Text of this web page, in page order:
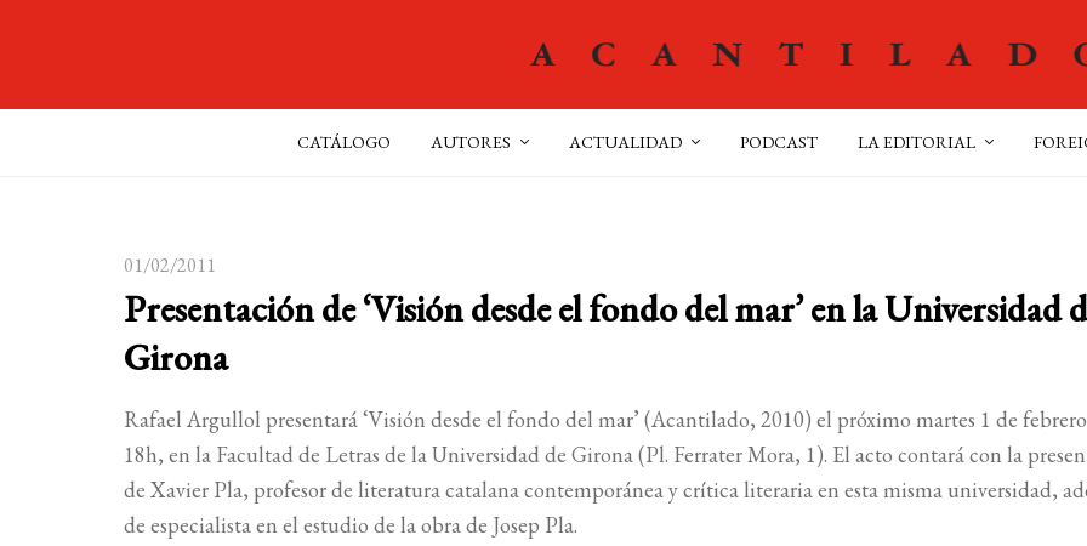
CATÁLOGO AUTORES ACTUALIDAD PODCAST LA EDITORIAL
01/02/2011
Presentación de ‘Visión desde el fondo del mar’ en la Universidad
Girona
Rafael Argullol presentará ‘Visión desde el fondo del mar’ (Acantilado, 2010) el próximo martes 1 de
18h, en la Facultad de Letras de la Universidad de Girona (Pl. Ferrater Mora, 1). El acto contará con la
de Xavier Pla, profesor de literatura catalana contemporánea y crítica literaria en esta misma universidad,
de especialista en el estudio de la obra de Josep Pla.